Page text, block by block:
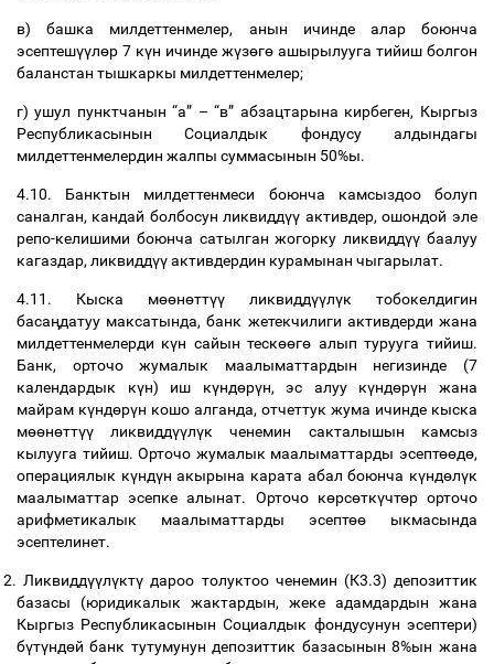
в)башка милдеттенмелер, анын ичинде алар
боюнча
эсептешүүлөр 7 күн ичинде жүзөгө ашырылууга тийиш болгон
баланстан тышкаркы милдеттенмелер;
г)ушул пунктчанын “а” – “в” абзацтарына кирбеген, Кыргыз
Республикасынын
Социалдык фондусу
алдындагы
милдеттенмелердин жалпы суммасынын 50%ы.
4.10. Банктын милдеттенмеси боюнча камсыздоо
болуп
саналган, кандай болбосун ликвиддүү активдер,ошондой эле
репо-келишими боюнча сатылган жогорку ликвиддүү баалуу
кагаздар, ликвиддүүактивдердин курамынан чыгарылат.
4.11. Кыска мөөнөттүү ликвиддүүлүк
тобокелдигин
басаңдатуу максатында,банк жетекчилиги активдерди жана
милдеттенмелерди күн сайын тескөөгө алып турууга тийиш.
Банк, орточо жумалык маалыматтардын негизинде (7
календардык
күн) иш күндөрүн,эс алуу күндөрүн
жана
майрам күндөрүн кошо алганда, отчеттук жума ичинде кыска
мөөнөттүү ликвиддүүлүк ченемин сакталышын
камсыз
кылууга тийиш.Орточо жумалык маалыматтарды эсептөөдө,
операциялык күндүн акырына карата абал боюнча күндөлүк
маалыматтар эсепке алынат. Орточо көрсөткүчтөр орточо
арифметикалык
маалыматтарды эсептөө
ыкмасында
эсептелинет.
Ликвиддүүлүктү дароо толуктоо ченемин (К3.3) депозиттик
базасы (юридикалык жактардын, жеке адамдардын
жана
Кыргыз Республикасынын Социалдык фондусунун эсептери)
бүтүндөй банк тутумунун депозиттик базасынын 8%ын жана